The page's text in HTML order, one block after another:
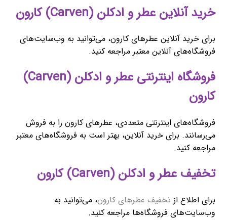
خرید آنلاین عطر و ادکلن (Carven) کارون
برای خرید آنلاین عطرهای کارون، می‌توانید به وب‌سایت‌های
فروشگاه‌های آنلاین معتبر مراجعه کنید.
فروشگاه اینترنتی عطر و ادکلن (Carven)
کارون
فروشگاه‌های اینترنتی متعددی، عطرهای کارون را به فروش
می‌رسانند. برای خرید آنلاین، بهتر است به فروشگاه‌های معتبر
مراجعه کنید.
تخفیف عطر و ادکلن (Carven) کارون
برای اطلاع از تخفیف عطرهای کارون، می‌توانید به
وب‌سایت‌های فروشگاه‌ها مراجعه کنید.